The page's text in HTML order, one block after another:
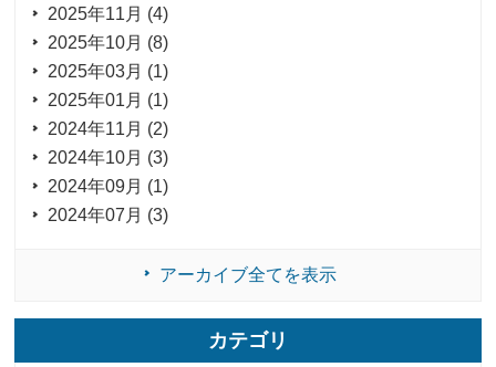
2025年11月 (4)
2025年10月 (8)
2025年03月 (1)
2025年01月 (1)
2024年11月 (2)
2024年10月 (3)
2024年09月 (1)
2024年07月 (3)
アーカイブ全てを表示
カテゴリ